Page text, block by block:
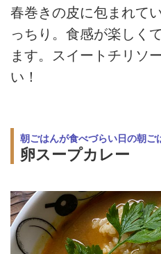
春巻きの皮に包まれて
っちり。食感が楽しく
ます。スイートチリソ
い！
朝ごはんが食べづらい日の朝
卵スープカレー